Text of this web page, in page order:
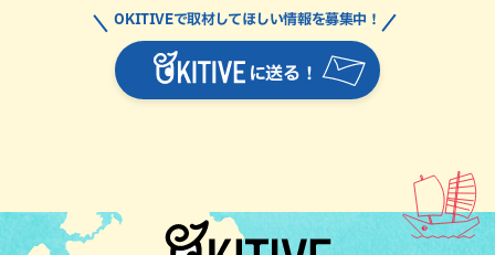
に送る！
OKITIVEで取材してほしい情報を募集中！